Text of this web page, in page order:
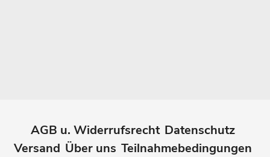
AGB u. Widerrufsrecht Datenschutz
Versand Über uns Teilnahmebedingungen